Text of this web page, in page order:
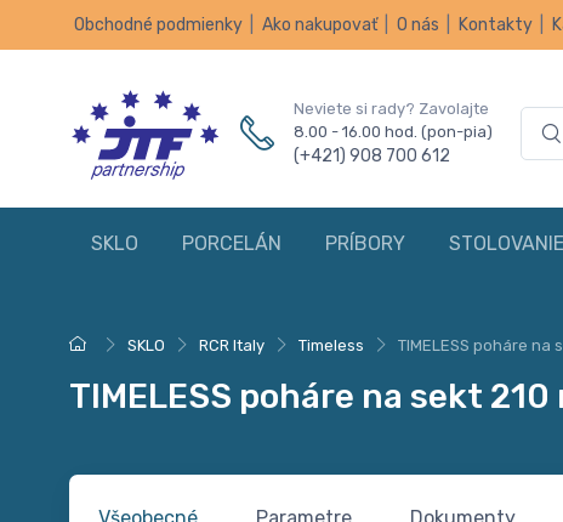
Obchodné podmienky Ako nakupovať O nás Kontakty
Neviete si rady? Zavolajte
8.00 - 16.00 hod. (pon-pia)
(+421) 908 700 612
SKLO PORCELÁN PRÍBORY STOLOVANIE
SKLO RCR Italy Timeless TIMELESS poháre na
TIMELESS poháre na sekt 210